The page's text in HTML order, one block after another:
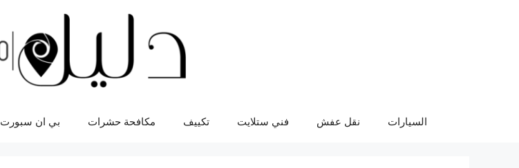
السيارات نقل عفش فني ستلايت تكييف مكافحة حشرات بي ان سبورت